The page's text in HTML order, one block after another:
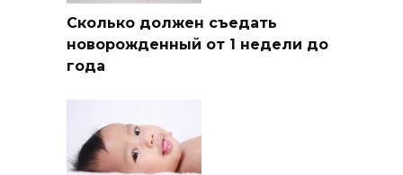
Сколько должен съедать
новорожденный от 1 недели до
года